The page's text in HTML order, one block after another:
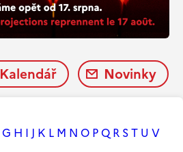
Kalendář Novinky
G H I J K L M N O PQ R ST U V